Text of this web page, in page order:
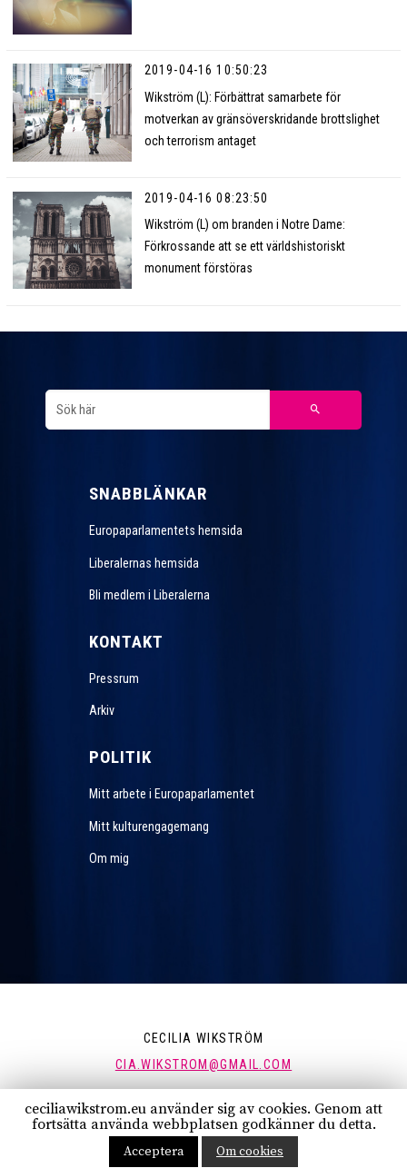
2019-04-16 10:50:23
Wikström (L): Förbättrat samarbete för
motverkan av gränsöverskridande brottslighet
och terrorism antaget
2019-04-16 08:23:50
Wikström (L) om branden i Notre Dame:
Förkrossande att se ett världshistoriskt
monument förstöras
SNABBLÄNKAR
Europaparlamentets hemsida
Liberalernas hemsida
Bli medlem i Liberalerna
KONTAKT
Pressrum
Arkiv
POLITIK
Mitt arbete i Europaparlamentet
Mitt kulturengagemang
Om mig
CECILIA WIKSTRÖM
CIA.WIKSTROM@GMAIL.COM
FÖLJ MIG:
ceciliawikstrom.eu använder sig av cookies. Genom att
fortsätta använda webbplatsen godkänner du detta.
Acceptera Om cookies